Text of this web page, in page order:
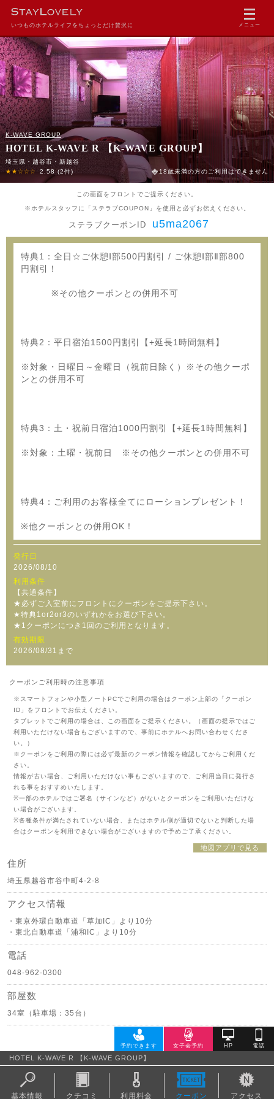
いつものホテルライフをちょっとだけ贅沢に メニュー
K-WAVE GROUP
HOTEL K-WAVE R 【K-WAVE GROUP】
埼玉県・越谷市・新越谷
★★☆☆☆
2.58 (2件) 18歳未満の方のご利用はできません
この画面をフロントでご提示ください。
※ホテルスタッフに「ステラブCOUPON」を使用と必ずお伝えください。
ステラブクーポンID u5ma2067
特典1：全日☆ご休憩Ⅰ部500円割引 / ご休憩Ⅰ部Ⅱ部800
円割引！
※その他クーポンとの併用不可
特典2：平日宿泊1500円割引【+延長1時間無料】
※対象・日曜日～金曜日（祝前日除く）※その他クーポ
ンとの併用不可
特典3：土・祝前日宿泊1000円割引【+延長1時間無料】
※対象：土曜・祝前日 ※その他クーポンとの併用不可
特典4：ご利用のお客様全てにローションプレゼント！
※他クーポンとの併用OK！
発行日
2026/08/10
利用条件
【共通条件】
★必ずご入室前にフロントにクーポンをご提示下さい。
★特典1or2or3のいずれかをお選び下さい。
★1クーポンにつき1回のご利用となります。
有効期限
2026/08/31まで
クーポンご利用時の注意事項
※スマートフォンや小型ノートPCでご利用の場合はクーポン上部の「クーポン
ID」をフロントでお伝えください。
タブレットでご利用の場合は、この画面をご提示ください。（画面の提示ではご
利用いただけない場合もございますので、事前にホテルへお問い合わせくださ
い。）
※クーポンをご利用の際には必ず最新のクーポン情報を確認してからご利用くだ
さい。
情報が古い場合、ご利用いただけない事もございますので、ご利用当日に発行さ
れる事をおすすめいたします。
※一部のホテルではご署名（サインなど）がないとクーポンをご利用いただけな
い場合がございます。
※各種条件が満たされていない場合、またはホテル側が適切でないと判断した場
合はクーポンを利用できない場合がございますので予めご了承ください。
地図アプリで見る
住所
埼玉県越谷市谷中町4-2-8
アクセス情報
・東京外環自動車道「草加IC」より10分
・東北自動車道「浦和IC」より10分
電話
048-962-0300
部屋数
34室（駐車場：35台）
HOTEL K-WAVE R 【K-WAVE GROUP】